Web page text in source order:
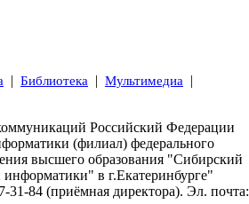
| Библиотека | Мультимедиа |
Российский Федерации
(филиал) федерального
высшего образования "Сибирский
в г.Екатеринбурге"
31-84 (приёмная директора). Эл. почта: